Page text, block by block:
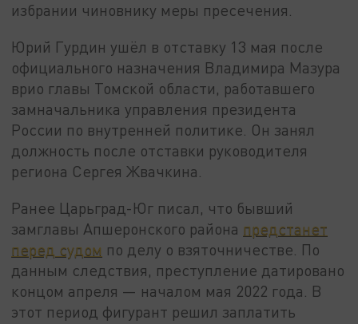
избрании чиновнику меры пресечения.
Юрий Гурдин ушёл в отставку 13 мая после
официального назначения Владимира Мазура
врио главы Томской области, работавшего
замначальника управления президента
России по внутренней политике. Он занял
должность после отставки руководителя
региона Сергея Жвачкина.
Ранее Царьград-Юг писал, что бывший
замглавы Апшеронского района предстанет
перед судом по делу о взяточничестве. По
данным следствия, преступление датировано
концом апреля — началом мая 2022 года. В
этот период фигурант решил заплатить